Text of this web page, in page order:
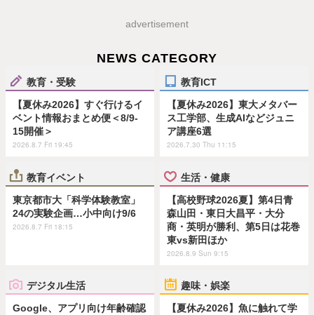
advertisement
NEWS CATEGORY
教育・受験
【夏休み2026】すぐ行けるイ
ベント情報おまとめ便＜8/9-
15開催＞
2026.8.7 Fri 19:45
教育ICT
【夏休み2026】東大メタバー
ス工学部、生成AIなどジュニ
ア講座6選
2026.7.30 Thu 11:15
教育イベント
東京都市大「科学体験教室」
24の実験企画…小中向け9/6
2026.8.7 Fri 18:15
生活・健康
【高校野球2026夏】第4日青
森山田・東日大昌平・大分
商・英明が勝利、第5日は花巻
東vs新田ほか
2026.8.9 Sun 9:15
デジタル生活
Google、アプリ向け年齢確認
趣味・娯楽
【夏休み2026】魚に触れて学